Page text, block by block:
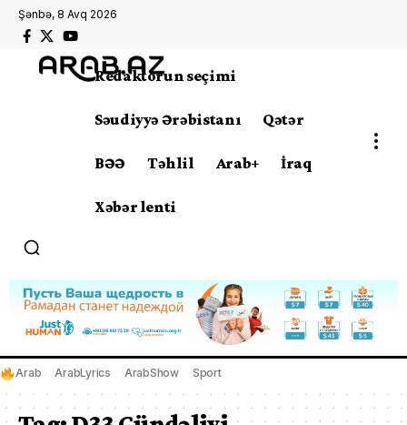
Şənbə, 8 Avq 2026
Redaktorun seçimi
Səudiyyə Ərəbistanı Qətər
BƏƏ Təhlil Arab+ İraq
Xəbər lenti
Arab ArabLyrics ArabShow Sport